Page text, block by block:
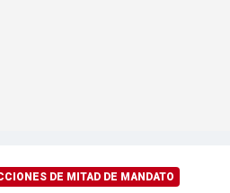
DE MITAD DE MANDATO